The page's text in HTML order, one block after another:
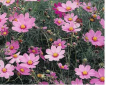
テの無料相談
資料
概要